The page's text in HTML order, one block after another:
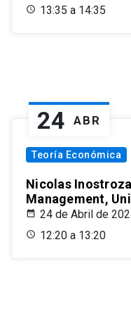
13:35 a 14:35
24 ABR
Teoría Económica
Nicolas
Management,
24 de Abril de
12:20 a 13:20